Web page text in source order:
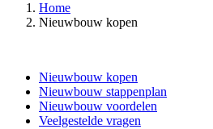
Home
Nieuwbouw kopen
Nieuwbouw kopen
Nieuwbouw stappenplan
Nieuwbouw voordelen
Veelgestelde vragen